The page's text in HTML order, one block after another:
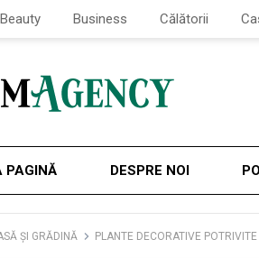
Beauty Business Călătorii
PAGINĂ DESPRE NOI
ȘI GRĂDINĂ PLANTE DECORATIVE